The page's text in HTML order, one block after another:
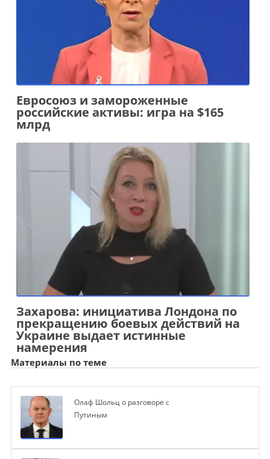
Евросоюз и замороженные
российские активы: игра на $165
млрд
Захарова: инициатива Лондона по
прекращению боевых действий на
Украине выдает истинные
намерения
Материалы по теме
Олаф Шольц о разговоре с
Путиным